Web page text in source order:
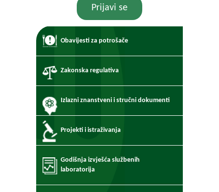
Prijavi se
Obavijesti za potrošače
Zakonska regulativa
Izlazni znanstveni i stručni dokumenti
Projekti i istraživanja
Godišnja izvješća službenih
laboratorija